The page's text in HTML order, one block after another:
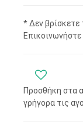
* Δεν βρίσκετε
Επικοινωνήστε
Προσθήκη στα
γρήγορα τις